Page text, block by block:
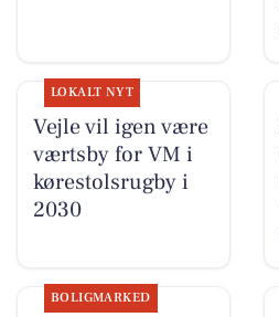
LOKALT NYT
Vejle vil igen være
værtsby for VM i
kørestolsrugby i
2030
BOLIGMARKED